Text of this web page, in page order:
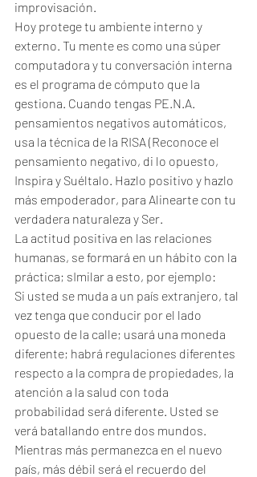
improvisación.
Hoy protege tu ambiente interno y
externo. Tu mente es como una súper
computadora y tu conversación interna
es el programa de cómputo que la
gestiona. Cuando tengas PE.N.A.
pensamientos negativos automáticos,
usa la técnica de la RISA (Reconoce el
pensamiento negativo, di lo opuesto,
Inspira y Suéltalo. Hazlo positivo y hazlo
más empoderador, para Alinearte con tu
verdadera naturaleza y Ser.
La actitud positiva en las relaciones
humanas, se formará en un hábito con la
práctica; sImilar a esto, por ejemplo:
Si usted se muda a un país extranjero, tal
vez tenga que conducir por el lado
opuesto de la calle; usará una moneda
diferente; habrá regulaciones diferentes
respecto a la compra de propiedades, la
atención a la salud con toda
probabilidad será diferente. Usted se
verá batallando entre dos mundos.
Mientras más permanezca en el nuevo
país, más débil será el recuerdo del